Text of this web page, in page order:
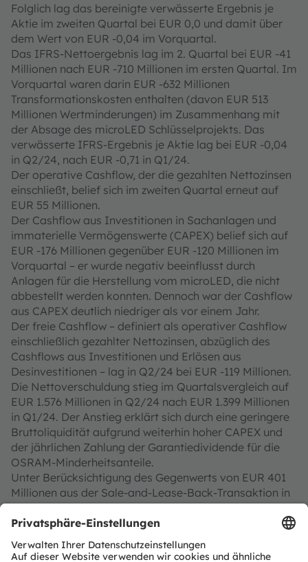
Folglich lag das bereinigte verwässerte Ergebnis je
Aktie im zweiten Quartal bei EUR 0,0 und damit über
dem Wert von EUR -0,04 im Vorquartal.
Das IFRS-Nettoergebnis lag im 2. Quartal bei EUR -41
Millionen nach EUR -710 Millionen im ersten Quartal. Im
Vorquartal waren darin EUR -632 Millionen
Transformationskosten enthalten (davon EUR 513
Millionen Wertminderungen) im Zusammenhang mit
der Absage des microLED Schlüsselprojekts. Das
verwässerte IFRS-Ergebnis je Aktie lag bei EUR -0,04
in Q2/24, nach EUR -0,71 in Q1/24.
Der operative Cashflow, der die gezahlten Nettozinsen
einschließt, belief sich im zweiten Quartal erneut auf
EUR 55 Millionen.
Der Cashflow aus Investitionen in Sachanlagen und
immaterielle Vermögenswerte (CAPEX) belief sich auf
EUR -176 Millionen gegenüber EUR -120 Millionen im
Vorquartal – er wurde negativ beeinflusst durch
Anlagen für die Herstellung vom microLED, die nicht
abbestellt werden konnten. Dennoch war der Cashflow
aus CAPEX deutlich niedriger als vor einem Jahr.
Der freie Cashflow – definiert als operativer Cashflow
einschließlich gezahlter Nettozinsen, abzüglich des
Cashflows aus Investitionen und Erlösen aus
Desinvestitionen – lag in Q2/24 bei EUR -119 Millionen.
Die Nettoverschuldung stieg im Quartalsvergleich auf
EUR 1.576 Millionen in Q2/24 nach EUR 1.399 Millionen
in Q1/24. Der Anstieg erklärt sich durch eine geringere
Bruttoliquidität aufgrund weiterhin hoher CAPEX und
der jährlichen Zahlung der Garantiedividende für die
OSRAM-Minderheitsanteile.
Unter Berücksichtigung des Gegenwerts von EUR 401
Millionen aus der Sale-and-Lease-Back-Transaktion in
Malaysia (ausgewiesen in den sonstigen
Finanzverbindlichkeiten) erhöhte sich die
Nettoverschuldung entsprechend auf 1.977 Millionen
EUR in Q2/24 gegenüber 1.793 EUR Millionen in Q1/24.